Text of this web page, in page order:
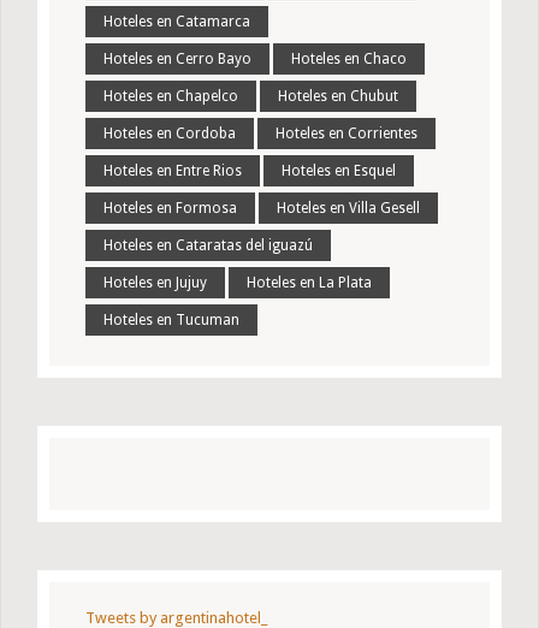
Hoteles en Catamarca
Hoteles en Cerro Bayo Hoteles en Chaco
Hoteles en Chapelco Hoteles en Chubut
Hoteles en Cordoba Hoteles en Corrientes
Hoteles en Entre Rios Hoteles en Esquel
Hoteles en Formosa Hoteles en Villa Gesell
Hoteles en Cataratas del iguazú
Hoteles en Jujuy Hoteles en La Plata
Hoteles en Tucuman
Tweets by argentinahotel_